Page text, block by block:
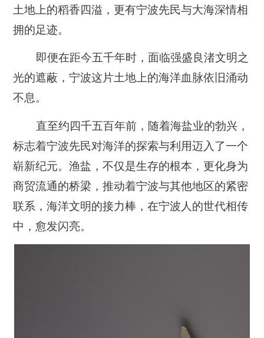
土地上的稻香四溢，更有宁波先民与大海深情相
拥的足迹。
即便在距今五千年时，面临强盛良渚文明之
光的遮蔽，宁波这片土地上的海洋血脉依旧涌动
不息。
直至约四千五百年前，随着海盐业的勃兴，
标志着宁波先民对海洋的探索与利用迈入了一个
崭新纪元。渔盐，不仅是生存的根本，更化身为
商贸流通的桥梁，推动着宁波与其他地区的紧密
联系，海洋文明的接力棒，在宁波人的世代相传
中，愈发闪亮。